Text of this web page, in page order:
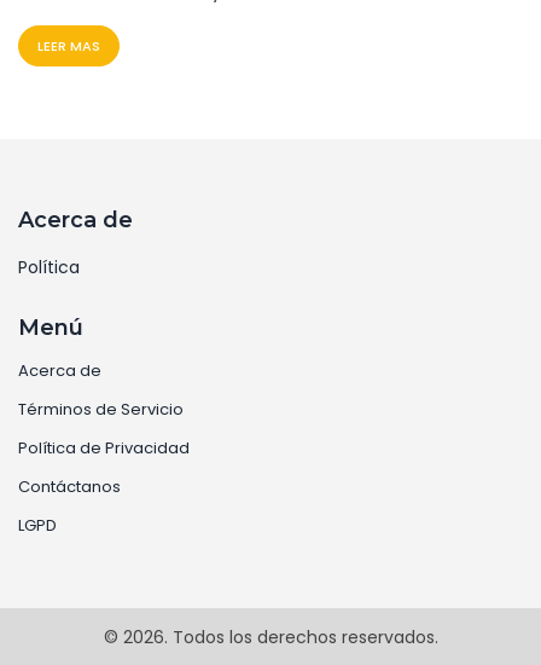
generan polémica.
LEER MAS
Acerca de
Política
Menú
Acerca de
Términos de Servicio
Política de Privacidad
Contáctanos
LGPD
© 2026. Todos los derechos reservados.